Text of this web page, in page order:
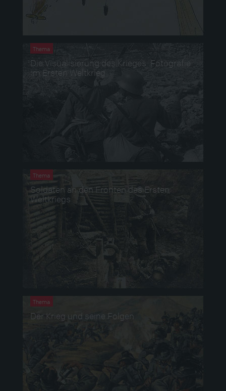
Thema
Die Visualisierung des Krieges: Fotografie
im Ersten Weltkrieg
Thema
Soldaten an den Fronten des Ersten
Weltkriegs
Thema
Der Krieg und seine Folgen